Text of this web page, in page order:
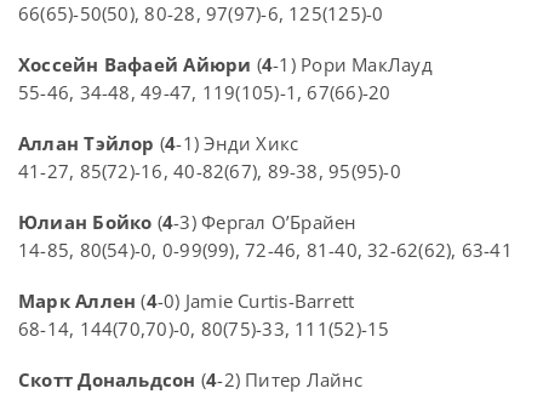
66(65)-50(50), 80-28, 97(97)-6, 125(125)-0
Хоссейн Вафаей Айюри (4-1) Рори МакЛауд
55-46, 34-48, 49-47, 119(105)-1, 67(66)-20
Аллан Тэйлор (4-1) Энди Хикс
41-27, 85(72)-16, 40-82(67), 89-38, 95(95)-0
Юлиан Бойко (4-3) Фергал О’Брайен
14-85, 80(54)-0, 0-99(99), 72-46, 81-40, 32-62(62), 63-41
Марк Аллен (4-0) Jamie Curtis-Barrett
68-14, 144(70,70)-0, 80(75)-33, 111(52)-15
Скотт Дональдсон (4-2) Питер Лайнс